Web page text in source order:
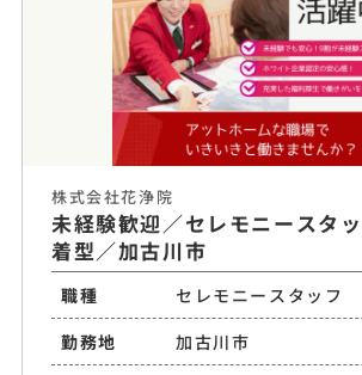
株式会社花浄院
未経験歓迎／セレモニースタ
着型／加古川市
職種
セレモニースタッフ
勤務地
加古川市